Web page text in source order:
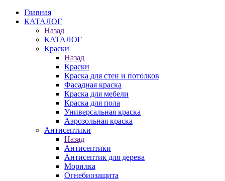
Главная
КАТАЛОГ
Назад
КАТАЛОГ
Краски
Назад
Краски
Краска для стен и потолков
Фасадная краска
Краска для мебели
Краска для пола
Универсальная краска
Аэрозольная краска
Антисептики
Назад
Антисептики
Антисептик для дерева
Морилка
Огнебиозащита